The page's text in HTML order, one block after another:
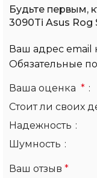
Будьте первым,
3090Ti Asus Rog
Ваш адрес email
Обязательные
Ваша оценка *
Стоит ли своих
Надежность
Шумность
Ваш отзыв *